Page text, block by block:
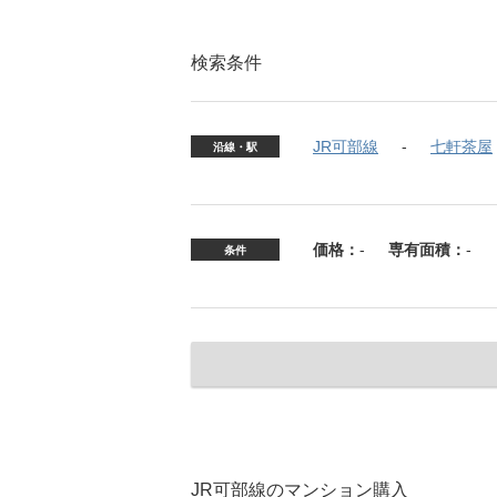
検索条件
沿線・駅 JR可部線 七軒茶屋
条件 価格： - 専有面積： -
JR可部線のマンション購入